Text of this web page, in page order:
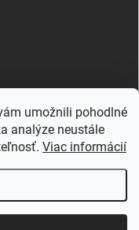
umožnili pohodlné
analýze neustále
Viac informácií
ROMA